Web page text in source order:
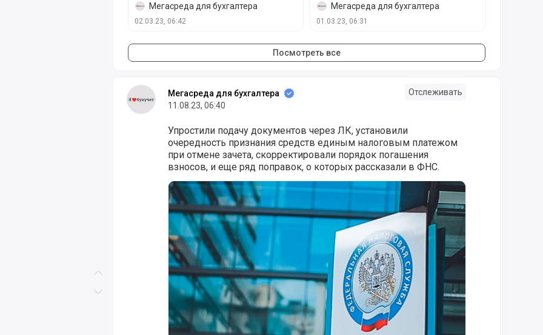
Скролл вниз
Мегасреда для бухгалтера
02.03.23, 06:42
Мегасреда для бухгалтера
01.03.23, 06:31
Посмотреть все
Мегасреда для бухгалтера
11.08.23, 06:40
Отслеживать
Упростили подачу документов через ЛК, установили
очередность признания средств единым налоговым платежом
при отмене зачета, скорректировали порядок погашения
взносов, и еще ряд поправок, о которых рассказали в ФНС.
Налоговики рассказали о поправках в ЕНС